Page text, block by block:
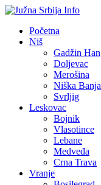
Početna
Niš
Gadžin Han
Doljevac
Merošina
Niška Banja
Svrljig
Leskovac
Bojnik
Vlasotince
Lebane
Medveđa
Crna Trava
Vranje